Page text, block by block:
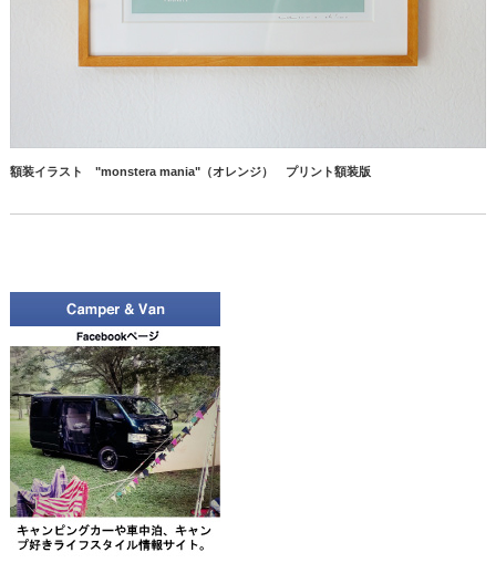
額装イラスト "monstera mania"（オレンジ） プリント額装版